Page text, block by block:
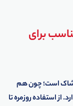
برای
است؛ چون هم
استفاده روزمره تا